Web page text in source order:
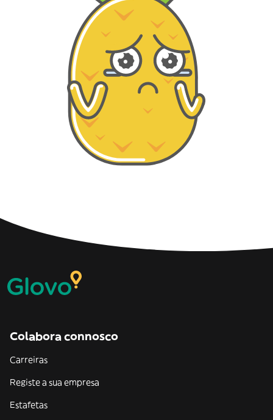
Colabora connosco
Carreiras
Registe a sua empresa
Estafetas